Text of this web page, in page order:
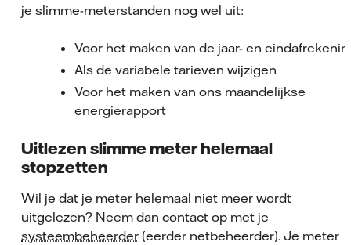
je slimme-meterstanden nog wel uit:
Voor het maken van de jaar- en
Als de variabele tarieven wijzigen
Voor het maken van ons maandelijkse
energierapport
Uitlezen slimme meter helemaal
stopzetten
Wil je dat je meter helemaal niet meer wordt
uitgelezen? Neem dan contact op met je
systeembeheerder(eerder netbeheerder). Je meter